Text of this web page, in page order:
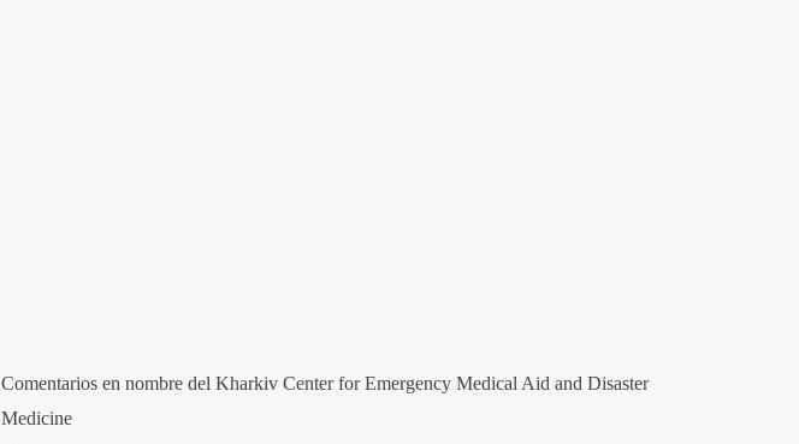
Comentarios en nombre del Kharkiv Center for Emergency Medical Aid and Disaster
Medicine